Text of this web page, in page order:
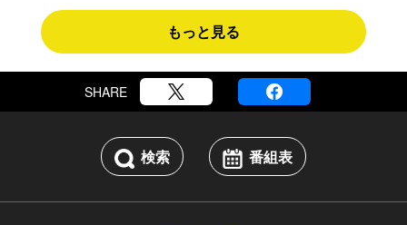
もっと見る
SHARE
検索 番組表